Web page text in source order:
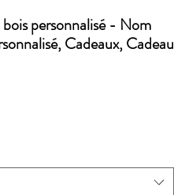
personnalisé - Nom
Cadeaux, Cadeau